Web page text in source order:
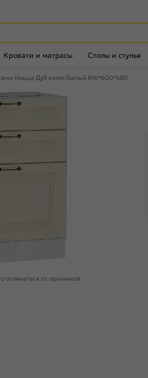
Кровати и матрасы Столы и стулья
Ницца Дуб крем/Белый 816*600*480
от оригинала.